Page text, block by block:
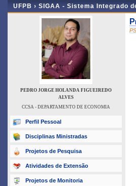
UFPB › SIGAA - Sistema Integrado
PEDRO JORGE HOLANDA FIGUEIREDO
ALVES
CCSA - DEPARTAMENTO DE ECONOMIA
Perfil Pessoal
Disciplinas Ministradas
Projetos de Pesquisa
Atividades de Extensão
Projetos de Monitoria